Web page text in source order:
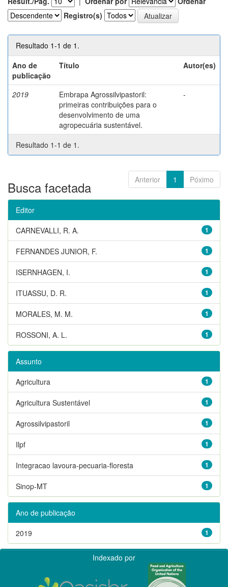
Registro(s)
Resultado 1-1 de 1.
Ano de
publicação
Título Autor(es)
2019
Embrapa Agrossilvipastoril:
primeiras contribuições para o
desenvolvimento de uma
agropecuária sustentável.
-
Resultado 1-1 de 1.
Anterior 1 Póximo
Busca facetada
Editor
1
CARNEVALLI, R. A.
1
FERNANDES JUNIOR, F.
1
ISERNHAGEN, I.
1
ITUASSU, D. R.
1
MORALES, M. M.
1
ROSSONI, A. L.
Assunto
1
Agricultura
1
Agricultura Sustentável
1
Agrossilvipastoril
1
Ilpf
1
Integracao lavoura-pecuaria-floresta
1
Sinop-MT
Ano de publicação
1
2019
Indexado por